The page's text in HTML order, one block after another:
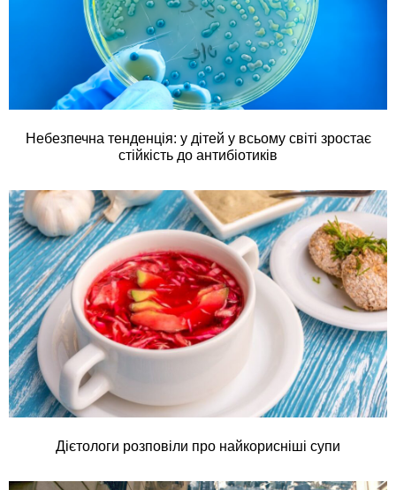
Небезпечна тенденція: у дітей у всьому світі зростає
стійкість до антибіотиків
Дієтологи розповіли про найкорисніші супи